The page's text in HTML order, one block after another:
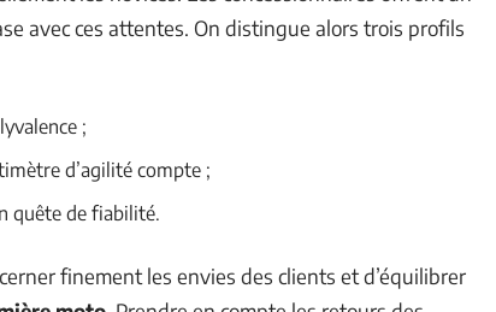
avec ces attentes. On distingue alors trois profils
;
d’agilité compte ;
quête de fiabilité.
finement les envies des clients et d’équilibrer